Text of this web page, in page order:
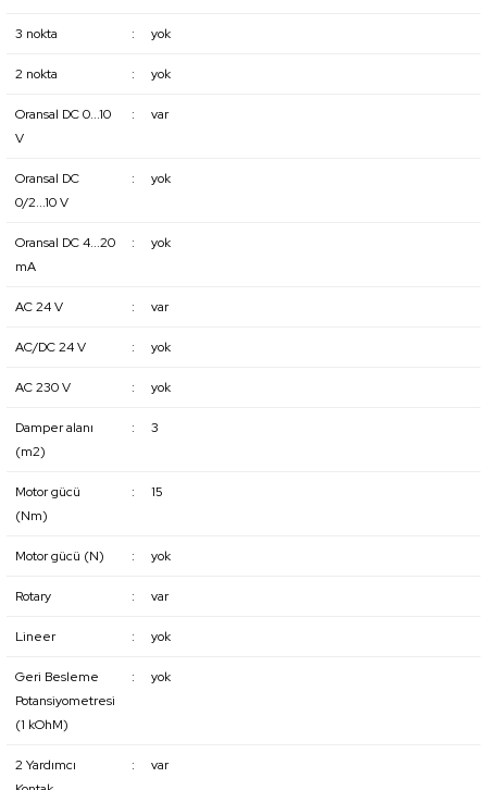
3 nokta : yok
2 nokta : yok
Oransal DC 0...10
V
: var
Oransal DC
0/2...10 V
: yok
Oransal DC 4...20
mA
: yok
AC 24 V : var
AC/DC 24 V : yok
AC 230 V : yok
Damper alanı
(m2)
: 3
Motor gücü
(Nm)
: 15
Motor gücü (N) : yok
Rotary : var
Lineer : yok
Geri Besleme
Potansiyometresi
(1 kOhM)
: yok
2 Yardımcı
: var